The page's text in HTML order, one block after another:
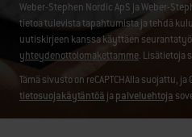
Weber-Stephen Nordic ApS ja Weber-
tietoa tulevista tapahtumista ja tehdä
uutiskirjeen kanssa käyttäen
yhteydenottolomakettamme. Lisätietoja
Tämä sivusto on reCAPTCHAlla suojattu, ja
tietosuojakäytäntöä ja palveluehtoja